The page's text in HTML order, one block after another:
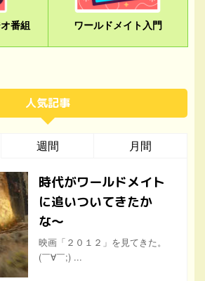
番組 ワールドメイト入門
人気記事
週間 月間
時代がワールドメイト
に追いついてきたか
な〜
映画「２０１２」を見てきた。
(￣∀￣;) ...